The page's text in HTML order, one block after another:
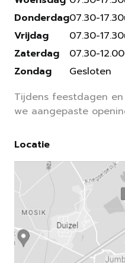
Donderdag
Vrijdag
Zaterdag
Zondag
07.30-
07.30-
07.30-
Gesloten
Tijdens feestdagen
we aangepaste
Locatie